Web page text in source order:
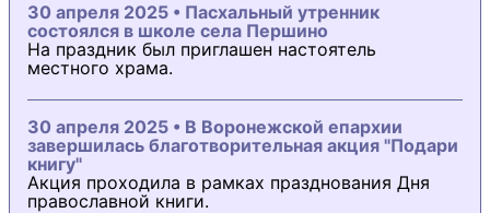
30 апреля 2025 • Пасхальный утренник
состоялся в школе села Першино
На праздник был приглашен настоятель
местного храма.
30 апреля 2025 • В Воронежской епархии
завершилась благотворительная акция "Подари
книгу"
Акция проходила в рамках празднования Дня
православной книги.